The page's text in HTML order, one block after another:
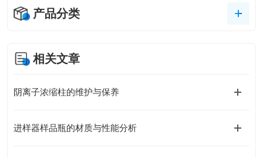
产品分类
相关文章
阴离子浓缩柱的维护与保养
进样器样品瓶的材质与性能分析